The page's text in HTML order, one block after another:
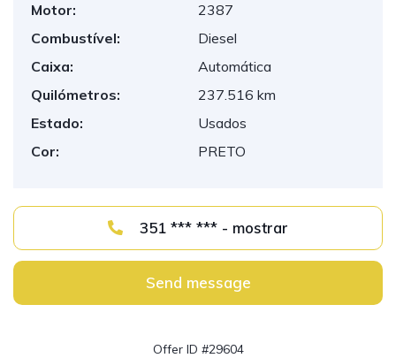
Motor:
2387
Combustível:
Diesel
Caixa:
Automática
Quilómetros:
237.516 km
Estado:
Usados
Cor:
PRETO
351 *** *** - mostrar
Send message
Offer ID #29604